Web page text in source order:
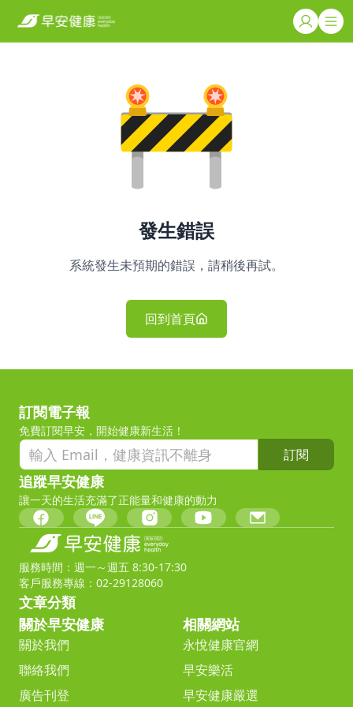
發生錯誤
系統發生未預期的錯誤，請稍後再試。
回到首頁
訂閱電子報
免費訂閱早安，開始健康新生活！
訂閱
追蹤早安健康
讓一天的生活充滿了正能量和健康的動力
服務時間：週一～週五 8:30-17:30
客戶服務專線：02-29128060
文章分類
關於早安健康
關於我們
聯絡我們
廣告刊登
相關網站
永悅健康官網
早安樂活
早安健康嚴選